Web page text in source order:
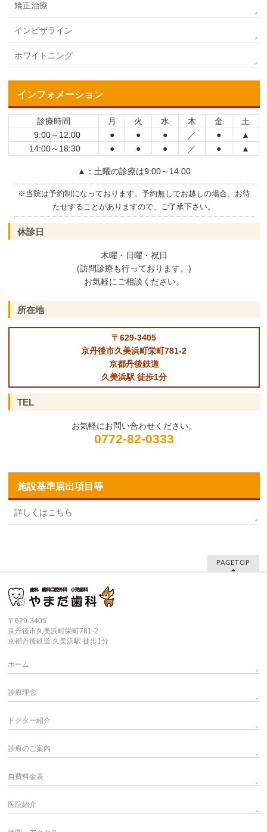
矯正治療
インビザライン
ホワイトニング
インフォメーション
診療時間 月 火 水 木 金
土
9:00～12:00
● ● ● ／ ●
▲
14:00～18:30
● ● ● ／ ● ▲
▲：土曜の診療は9:00～14:00
※当院は予約制になっております。予約無しでお越しの場合、お待
たせすることがありますので、ご了承下さい。
休診日
木曜・日曜・祝日
(訪問診療も行っております。)
お気軽にご相談ください。
所在地
〒629-3405
京丹後市久美浜町栄町781-2
京都丹後鉄道
久美浜駅 徒歩1分
TEL
お気軽にお問い合わせください。
0772-82-0333
施設基準届出項目等
詳しくはこちら
PAGETOP
〒629-3405
京丹後市久美浜町栄町781-2
京都丹後鉄道 久美浜駅 徒歩1分
ホーム
診療理念
ドクター紹介
診療のご案内
自費料金表
医院紹介